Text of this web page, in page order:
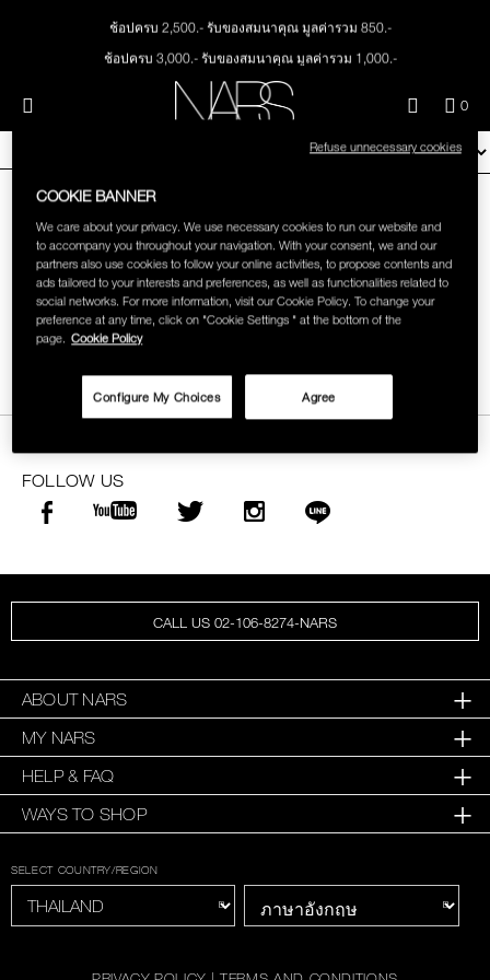
ช้อปครบ 2,500.- รับของสมนาคุณ มูลค่ารวม 850.-
ช้อปครบ 3,000.- รับของสมนาคุณ มูลค่ารวม 1,000.-
ทุกคำสั่งซื้อ รับฟรี Light Reflecting™ Foundation 4 ml #Mont Blanc มูลค่า 500.-
ช้อป Quad Eyeshadow รับฟรี Mini Eyeshadow Brush มูลค่า 1,000 .-
ช้อป Insatiable Liquid Blush รับฟรี Finger Puff มูลค่า 250.-
Concealer 1.4 ml #Vanilla มูลค่า 700 .-
ช้อป สินค้าใดๆ* ในThe Petal Play Collection (ยกเว้น Serum Cushion Case) รับฟรี
Giptok มูลค่า 690.-
ช้อป Blush ใดๆ รับฟรี Afterglow Lip Balm #Orgasm 1.1 g มูลค่า 750 .-
ช้อป Foundation ใดๆ รับฟรี Light Reflecting™ Luminizing Blush #Heavenly 2 g
value 750.-
0
THE SUMMER SCULPT
COLLECTION
PRODUCTS
LIPS
CHEEKS
BRUSHES & TOOLS
PALETTES & GIFTS
SKINCARE
BRONZING POWDER
3 SHADES
฿ 1,900
FOLLOW US
CALL US 02-106-8274-NARS
ABOUT NARS
MY NARS
HELP & FAQ
WAYS TO SHOP
SELECT COUNTRY/REGION
COOKIE BANNER
We care about your privacy. We use necessary cookies to run our website and
to accompany you throughout your navigation. With your consent, we and our
partners also use cookies to follow your online activities, to propose contents and
ads tailored to your interests and preferences, as well as functionalities related to
social networks. For more information, visit our Cookie Policy. To change your
preference at any time, click on "Cookie Settings " at the bottom of the
page.
Cookie Policy
Agree
Configure My Choices
Refuse unnecessary cookies